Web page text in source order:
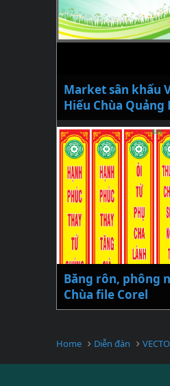
Market sân khấu
Hiếu Chùa Quảng
Băng rôn, phông
Chùa file Corel
Home Diễn đàn